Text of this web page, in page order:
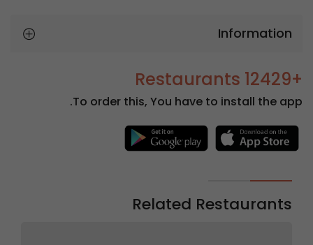
Information
+12429 Restaurants
To order this, You have to install the app.
Related Restaurants